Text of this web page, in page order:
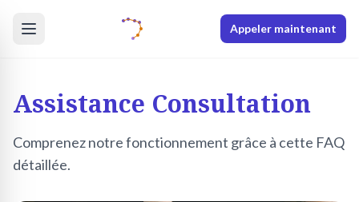
Appeler maintenant
Assistance Consultation
Comprenez notre fonctionnement grâce à cette FAQ
détaillée.